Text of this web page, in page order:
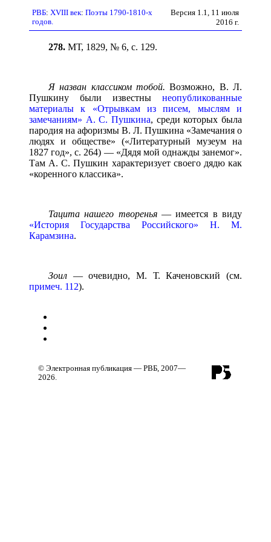
РВБ: XVIII век: Поэты 1790-1810-х
годов.
Версия 1.1, 11 июля
2016 г.
278. МТ, 1829, № 6, с. 129.
Я назван классиком тобой.Возможно, B. Л.
Пушкину были известны неопубликованные
материалы к «Отрывкам из писем, мыслям и
замечаниям» А. С. Пушкина, среди которых была
пародия на афоризмы В. Л. Пушкина «Замечания о
людях и обществе» («Литературный музеум на
1827 год», с. 264) — «Дядя мой однажды занемог».
Там А. С. Пушкин характеризует своего дядю как
«коренного классика».
Тацита нашего творенья — имеется в виду
«История Государства Российского»
H. M.
Карамзина.
Зоил — очевидно, М. Т. Каченовский (см.
примеч. 112).
© Электронная публикация — РВБ, 2007—
2026.